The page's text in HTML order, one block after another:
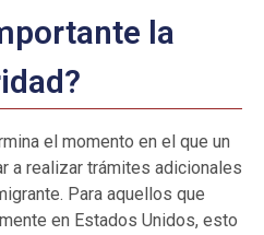
la
el momento en el que un
a realizar trámites adicionales
Para aquellos que
en Estados Unidos, esto